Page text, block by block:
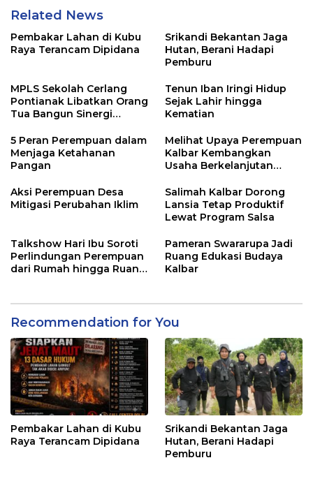
Related News
Pembakar Lahan di Kubu
Raya Terancam Dipidana
Srikandi Bekantan Jaga
Hutan, Berani Hadapi
Pemburu
MPLS Sekolah Cerlang
Pontianak Libatkan Orang
Tua Bangun Sinergi
Tenun Iban Iringi Hidup
Sejak Lahir hingga
Kematian
5 Peran Perempuan dalam
Menjaga Ketahanan
Pangan
Melihat Upaya Perempuan
Kalbar Kembangkan
Usaha Berkelanjutan
Aksi Perempuan Desa
Mitigasi Perubahan Iklim
Salimah Kalbar Dorong
Lansia Tetap Produktif
Lewat Program Salsa
Talkshow Hari Ibu Soroti
Perlindungan Perempuan
dari Rumah hingga Ruang
Pameran Swararupa Jadi
Ruang Edukasi Budaya
Kalbar
Recommendation for You
Pembakar Lahan di Kubu
Raya Terancam Dipidana
Srikandi Bekantan Jaga
Hutan, Berani Hadapi
Pemburu